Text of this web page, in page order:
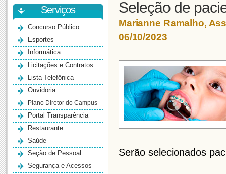
Serviços
Concurso Público
Esportes
Informática
Licitações e Contratos
Lista Telefônica
Ouvidoria
Plano Diretor do Campus
Portal Transparência
Restaurante
Saúde
Seção de Pessoal
Segurança e Acessos
Seleção de
Marianne Ramalho,
06/10/2023
Serão selecionados